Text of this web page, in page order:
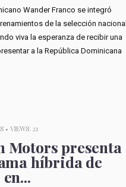
Wander Franco se integró
de la selección nacional
viva la esperanza de recibir una
a la República Dominicana
• VIEWS: 21
Motors presenta
híbrida de